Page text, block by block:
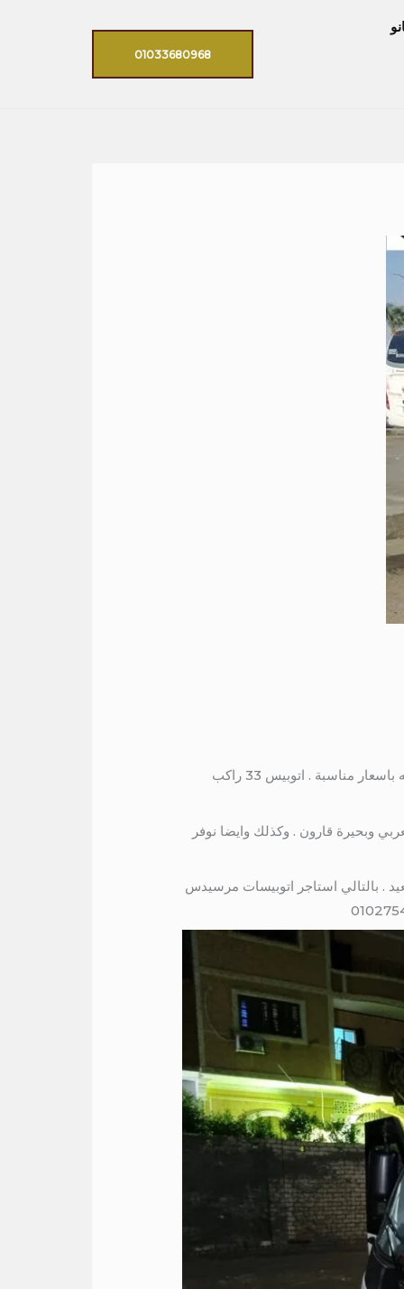
01033680968
لذلك نوفر في شركة الدوليه كار ايجار اتوبيسات 50 فرد لرحلات الجامعات والمدارس كذلك داخل وخارج الاسكندريه باسعار مناسبة . اتوبيس 33 راكب
الريان والريف العربي وبحيرة قارون . وكذلك وايضا نوفر
. بالتالي استاجر اتوبيسات مرسيدس